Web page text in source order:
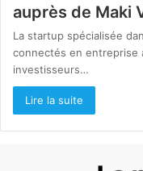
auprès de Maki
La startup spécialisée
connectés en entreprise
investisseurs…
Lire la suite